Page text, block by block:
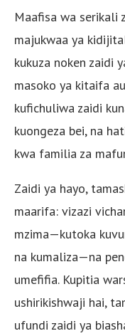
Maafisa wa serikali
majukwaa ya
kukuza noken zaidi
masoko ya kitaifa
kufichuliwa zaidi
kuongeza bei, na
kwa familia za
Zaidi ya hayo,
maarifa: vizazi
mzima—kutoka
na kumaliza—na
umefifia. Kupitia
ushirikishwaji hai,
ufundi zaidi ya